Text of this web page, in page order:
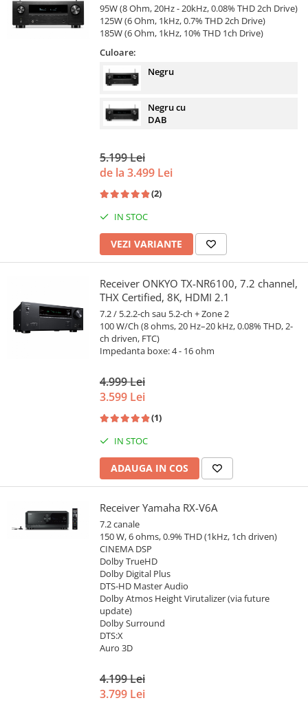
95W (8 Ohm, 20Hz - 20kHz, 0.08% THD 2ch Drive)
125W (6 Ohm, 1kHz, 0.7% THD 2ch Drive)
185W (6 Ohm, 1kHz, 10% THD 1ch Drive)
Culoare:
Negru
Negru cu
DAB
5.199 Lei
de la 3.499 Lei
(2)
IN STOC
VEZI VARIANTE
Receiver ONKYO TX-NR6100, 7.2 channel,
THX Certified, 8K, HDMI 2.1
7.2 / 5.2.2-ch sau 5.2-ch + Zone 2
100 W/Ch (8 ohms, 20 Hz–20 kHz, 0.08% THD, 2-
ch driven, FTC)
Impedanta boxe: 4 - 16 ohm
4.999 Lei
3.599 Lei
(1)
IN STOC
ADAUGA IN COS
Receiver Yamaha RX-V6A
7.2 canale
150 W, 6 ohms, 0.9% THD (1kHz, 1ch driven)
CINEMA DSP
Dolby TrueHD
Dolby Digital Plus
DTS-HD Master Audio
Dolby Atmos Height Virutalizer (via future
update)
Dolby Surround
DTS:X
Auro 3D
4.199 Lei
3.799 Lei